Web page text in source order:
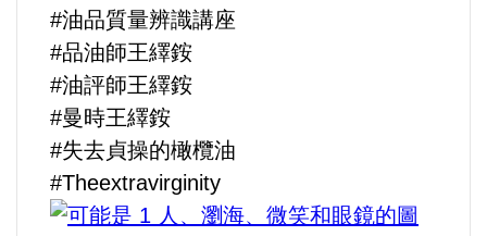
#油品質量辨識講座
#品油師王繹銨
#油評師王繹銨
#曼時王繹銨
#失去貞操的橄欖油
#Theextravirginity